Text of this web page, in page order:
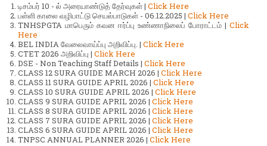
டிசம்பர் 10 - ல் அரையாண்டுத் தேர்வுகள் | Click Here
பள்ளி காலை வழிபாட்டு செயல்பாடுகள் - 06.12.2025 | Click Here
TNHSPGTA மாபெரும் கவன ஈர்ப்பு உண்ணாநிலைப் போராட்டம் | Click
Here
BEL INDIA வேலைவாய்ப்பு அறிவிப்பு. | Click Here
CTET 2026 அறிவிப்பு | Click Here
DSE - Non Teaching Staff Details | Click Here
CLASS 12 SURA GUIDE MARCH 2026 | Click Here
CLASS 11 SURA GUIDE APRIL 2026 | Click Here
CLASS 10 SURA GUIDE APRIL 2026 | Click Here
CLASS 9 SURA GUIDE APRIL 2026 | Click Here
CLASS 8 SURA GUIDE APRIL 2026 | Click Here
CLASS 7 SURA GUIDE APRIL 2026 | Click Here
CLASS 6 SURA GUIDE APRIL 2026 | Click Here
TNPSC ANNUAL PLANNER 2026 | Click Here